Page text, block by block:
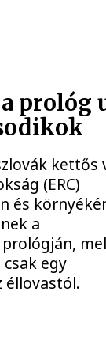
a prológ
kettős
(ERC)
és
a
egy
éllovastól.